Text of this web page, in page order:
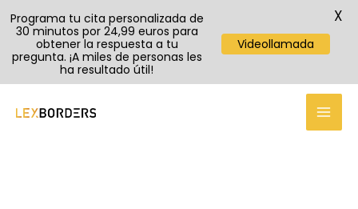
TikTok
Instagram
YouTube
Programa tu cita personalizada de
30 minutos por 24,99 euros para
obtener la respuesta a tu
pregunta. ¡A miles de personas les
ha resultado útil!
Videollamada
X